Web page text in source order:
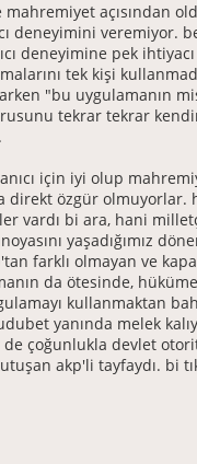
mahremiyet açısından
deneyimini veremiyor.
deneyimine pek
tek kişi
"bu uygulamanın
tekrar tekrar
için iyi olup
direkt özgür olmuyorlar.
vardı bi ara, hani
yaşadığımız
farklı olmayan ve
da ötesinde,
kullanmaktan
yanında melek
çoğunlukla devlet
akp'li tayfaydı. bi